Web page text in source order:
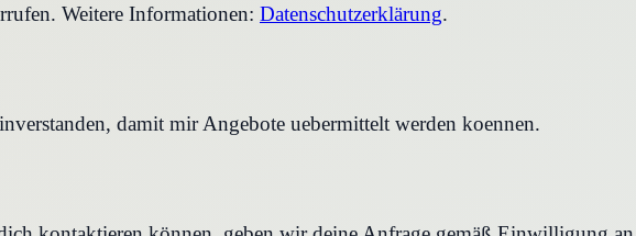
Weitere Informationen: Datenschutzerklärung.
damit mir Angebote uebermittelt werden koennen.